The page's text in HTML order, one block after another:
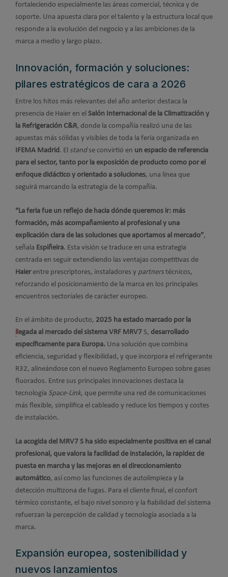
fortaleciendo especialmente las áreas comercial, técnica y de
soporte. Una apuesta clara por el talento y la estructura local que
responde a la evolución del negocio y a las ambiciones de la
marca a medio y largo plazo.
Innovación, formación y soluciones:
pilares estratégicos de cara a 2026
Entre los hitos más relevantes del año anterior destaca la
presencia de Haier en el Salón Internacional de la Climatización y
la Refrigeración C&R, donde la compañía realizó una de las
apuestas más sólidas y visibles de toda la feria organizada en
IFEMA Madrid. El standse convirtió en un espacio de referencia
para el sector, tanto por la exposición de producto como por el
enfoque didáctico y orientado a soluciones, una línea que
seguirá marcando la estrategia de la compañía.
“La feria fue un reflejo de hacia dónde queremos ir: más
formación, más acompañamiento al profesional y una
explicación clara de las soluciones que aportamos al mercado”,
señala Espiñeira. Esta visión se traduce en una estrategia
centrada en seguir extendiendo las ventajas competitivas de
Haierentre prescriptores, instaladores y partnerstécnicos,
reforzando el posicionamiento de la marca en los principales
encuentros sectoriales de carácter europeo.
En el ámbito de producto, 2025 ha estado marcado por la
llegada al mercado del sistema VRF MRV7 S, desarrollado
específicamente para Europa. Una solución que combina
eficiencia, seguridad y flexibilidad, y que incorpora el refrigerante
R32, alineándose con el nuevo Reglamento Europeo sobre gases
fluorados. Entre sus principales innovaciones destaca la
tecnología Space-Link, que permite una red de comunicaciones
más flexible, simplifica el cableado y reduce los tiempos y costes
de instalación.
La acogida del MRV7 S ha sido especialmente positiva en el canal
profesional, que valora la facilidad de instalación, la rapidez de
puesta en marcha y las mejoras en el direccionamiento
automático, así como las funciones de autolimpieza y la
detección multizona de fugas. Para el cliente final, el confort
térmico constante, el bajo nivel sonoro y la fiabilidad del sistema
refuerzan la percepción de calidad y tecnología asociada a la
marca.
Expansión europea, sostenibilidad y
nuevos lanzamientos